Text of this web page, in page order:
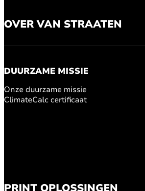
PRINT OPLOSSINGEN
OVER VAN STRAATEN
DUURZAME MISSIE
Onze duurzame missie
ClimateCalc certificaat